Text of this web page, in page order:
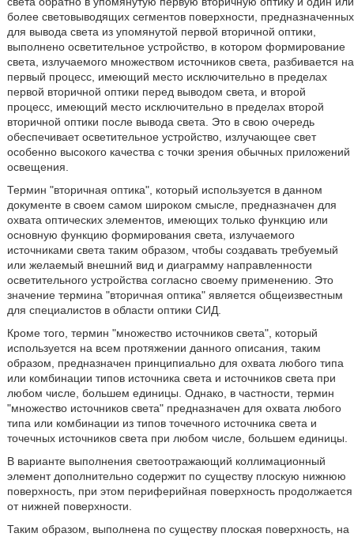
более световыводящих сегментов поверхности, предназначенных
для вывода света из упомянутой первой вторичной оптики,
выполнено осветительное устройство, в котором формирование
света, излучаемого множеством источников света, разбивается на
первый процесс, имеющий место исключительно в пределах
первой вторичной оптики перед выводом света, и второй
процесс, имеющий место исключительно в пределах второй
вторичной оптики после вывода света. Это в свою очередь
обеспечивает осветительное устройство, излучающее свет
особенно высокого качества с точки зрения обычных приложений
освещения.
Термин "вторичная оптика", который используется в данном
документе в своем самом широком смысле, предназначен для
охвата оптических элементов, имеющих только функцию или
основную функцию формирования света, излучаемого
источниками света таким образом, чтобы создавать требуемый
или желаемый внешний вид и диаграмму направленности
осветительного устройства согласно своему применению. Это
значение термина "вторичная оптика" является общеизвестным
для специалистов в области оптики СИД.
Кроме того, термин "множество источников света", который
используется на всем протяжении данного описания, таким
образом, предназначен принципиально для охвата любого типа
или комбинации типов источника света и источников света при
любом числе, большем единицы. Однако, в частности, термин
"множество источников света" предназначен для охвата любого
типа или комбинации из типов точечного источника света и
точечных источников света при любом числе, большем единицы.
В варианте выполнения светоотражающий коллимационный
элемент дополнительно содержит по существу плоскую нижнюю
поверхность, при этом периферийная поверхность продолжается
от нижней поверхности.
Таким образом, выполнена по существу плоская поверхность, на